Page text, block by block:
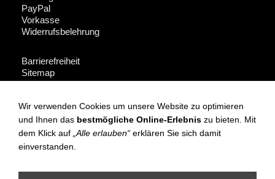
PayPal
Vorkasse
Widerrufsbelehrung
Barrierefreiheit
Sitemap
Fakeshop-Finder
Instagram
Wir verwenden Cookies um unsere Website zu optimieren
und Ihnen das bestmögliche Online-Erlebnis zu bieten. Mit
dem Klick auf „Alle erlauben“ erklären Sie sich damit
einverstanden.